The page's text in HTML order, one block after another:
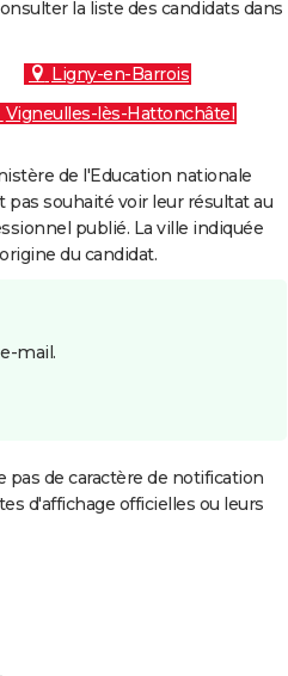
la liste des candidats dans
Ligny-en-Barrois
Vigneulles-lès-Hattonchâtel
de l'Education nationale
souhaité voir leur résultat au
publié. La ville indiquée
du candidat.
mail.
de caractère de notification
d'affichage officielles ou leurs